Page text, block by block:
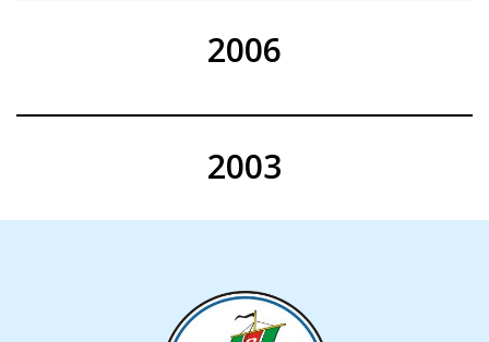
2006
2003